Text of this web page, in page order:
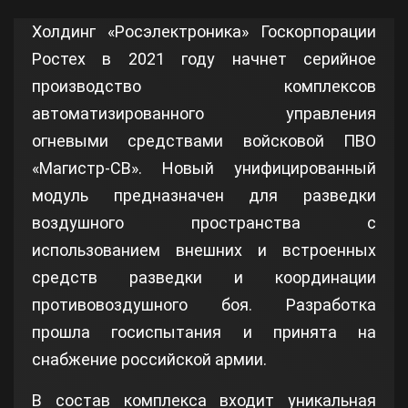
Холдинг «Росэлектроника» Госкорпорации
Ростех в 2021 году начнет серийное
производство комплексов
автоматизированного управления
огневыми средствами войсковой ПВО
«Магистр-СВ». Новый унифицированный
модуль предназначен для разведки
воздушного пространства с
использованием внешних и встроенных
средств разведки и координации
противовоздушного боя. Разработка
прошла госиспытания и принята на
снабжение российской армии.
В состав комплекса входит уникальная